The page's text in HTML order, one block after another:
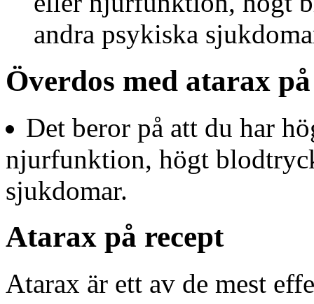
andra psykiska
Överdos med atarax
Det beror på att du har
njurfunktion, högt
sjukdomar.
Atarax på recept
Atarax är ett av de mest